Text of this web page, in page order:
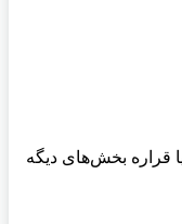
قراره بخش‌های دیگه